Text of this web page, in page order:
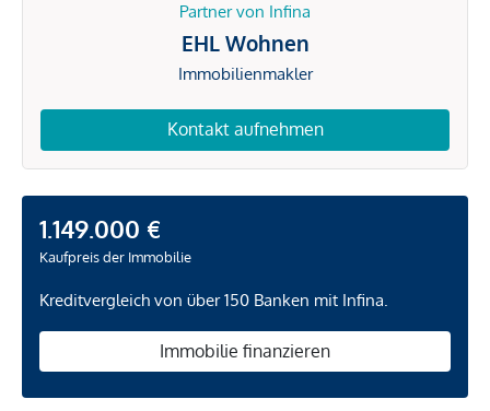
Partner von Infina
EHL Wohnen
Immobilienmakler
Kontakt aufnehmen
1.149.000 €
Kaufpreis der Immobilie
Kreditvergleich von über 150 Banken mit Infina.
Immobilie finanzieren